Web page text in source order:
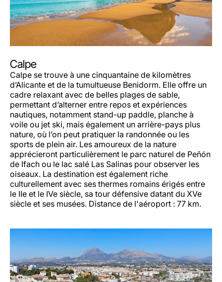
Calpe
Calpe se trouve à une cinquantaine de kilomètres
d’Alicante et de la tumultueuse Benidorm. Elle offre un
cadre relaxant avec de belles plages de sable,
permettant d’alterner entre repos et expériences
nautiques, notamment stand-up paddle, planche à
voile ou jet ski, mais également un arrière-pays plus
nature, où l’on peut pratiquer la randonnée ou les
sports de plein air. Les amoureux de la nature
apprécieront particulièrement le parc naturel de Peñón
de Ifach ou le lac salé Las Salinas pour observer les
oiseaux. La destination est également riche
culturellement avec ses thermes romains érigés entre
le IIe et le IVe siècle, sa tour défensive datant du XVe
siècle et ses musées. Distance de l'aéroport : 77 km.